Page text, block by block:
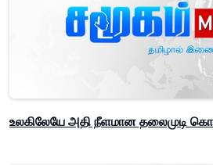
உலகிலேயே அதி நீளமான தலைமுடி